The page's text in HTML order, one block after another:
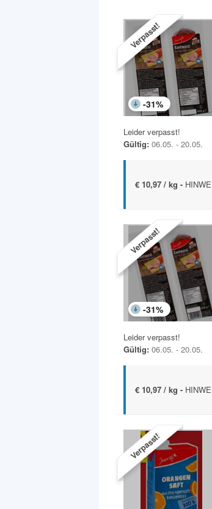
Verpasst!
-31%
Leider verpasst!
Gültig: 06.05. - 20.05.
€ 10,97 / kg -
Verpasst!
-31%
Leider verpasst!
Gültig: 06.05. - 20.05.
€ 10,97 / kg -
Verpasst!